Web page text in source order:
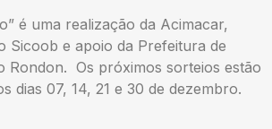
é uma realização da Acimacar,
Sicoob e apoio da Prefeitura de
Rondon. Os próximos sorteios estão
dias 07, 14, 21 e 30 de dezembro.